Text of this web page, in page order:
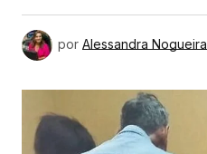
por Alessandra Nogueira